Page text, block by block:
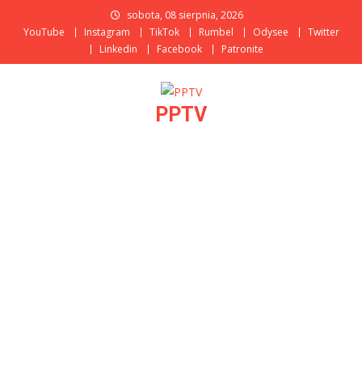
sobota, 08 sierpnia, 2026
YouTube
Instagram TikTok Rumbel Odysee
Twitter
Linkedin
Facebook Patronite
PPTV